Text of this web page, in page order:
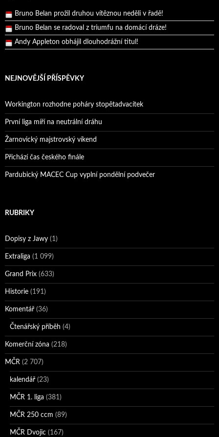
Bruno Belan prožil druhou vítěznou neděli v řadě!
Bruno Belan se radoval z triumfu na domácí dráze!
Andy Appleton obhájil dlouhodrážní titul!
NEJNOVĚJŠÍ PŘÍSPĚVKY
Workington rozhodne poháry stopětadvacítek
První liga míří na neutrální dráhu
Žarnovický majstrovský víkend
Přichází čas českého finále
Pardubický MACEC Cup vyplní pondělní podvečer
RUBRIKY
Dopisy z Jawy (1)
Extraliga (1 099)
Grand Prix (633)
Historie (191)
Komentář (36)
Čtenářský příběh (4)
Komerční zóna (218)
MČR (2 707)
kalendář (23)
MČR 1. liga (381)
MČR 250 ccm (89)
MČR Dvojic (167)